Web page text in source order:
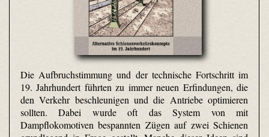
Die Aufbruchstimmung und der technische Fortschritt im
19. Jahrhundert führten zu immer neuen Erfindungen, die
den Verkehr beschleunigen und die Antriebe optimieren
sollten. Dabei wurde oft das System von mit
Dampflokomotiven bespannten Zügen auf zwei Schienen